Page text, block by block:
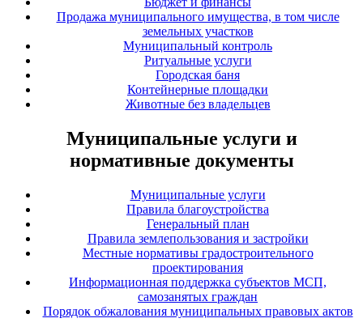
Продажа муниципального имущества, в том числе
земельных участков
Муниципальный контроль
Ритуальные услуги
Городская баня
Контейнерные площадки
Животные без владельцев
Муниципальные услуги и
нормативные документы
Муниципальные услуги
Правила благоустройства
Генеральный план
Правила землепользования и застройки
Местные нормативы градостроительного
проектирования
Информационная поддержка субъектов МСП,
самозанятых граждан
Порядок обжалования муниципальных правовых актов